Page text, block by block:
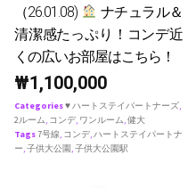
（26.01.08)
ナチュラル＆
清潔感たっぷり！コンデ近
くの広いお部屋はこちら！
₩1,100,000
Categories♥ ハートステイパートナーズ,
2ルーム, コンデ, ワンルーム,健大
Tags7号線, コンデ,ハートステイパートナ
ー,子供大公園 ,子供大公園駅